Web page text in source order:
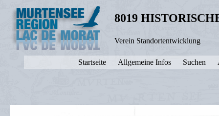
8019
Verein Standortentwicklung
Startseite Allgemeine Infos Suchen